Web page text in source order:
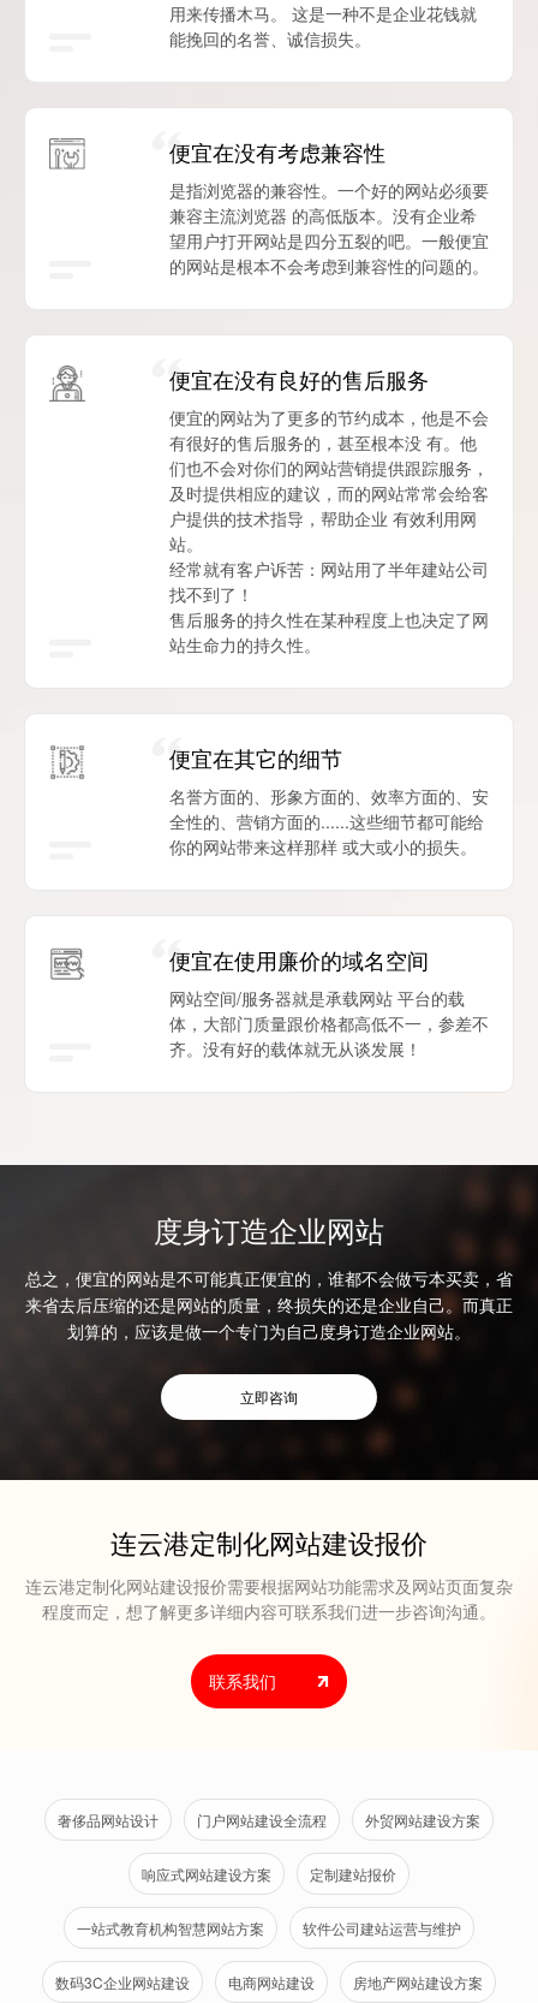
用来传播木马。 这是一种不是企业花钱就
能挽回的名誉、诚信损失。
便宜在没有考虑兼容性
是指浏览器的兼容性。一个好的网站必须要
兼容主流浏览器 的高低版本。没有企业希
望用户打开网站是四分五裂的吧。一般便宜
的网站是根本不会考虑到兼容性的问题的。
便宜在没有良好的售后服务
便宜的网站为了更多的节约成本，他是不会
有很好的售后服务的，甚至根本没 有。他
们也不会对你们的网站营销提供跟踪服务，
及时提供相应的建议，而的网站常常会给客
户提供的技术指导，帮助企业 有效利用网
站。
经常就有客户诉苦：网站用了半年建站公司
找不到了！
售后服务的持久性在某种程度上也决定了网
站生命力的持久性。
便宜在其它的细节
名誉方面的、形象方面的、效率方面的、安
全性的、营销方面的......这些细节都可能给
你的网站带来这样那样 或大或小的损失。
便宜在使用廉价的域名空间
网站空间/服务器就是承载网站 平台的载
体，大部门质量跟价格都高低不一，参差不
齐。没有好的载体就无从谈发展！
度身订造企业网站
总之，便宜的网站是不可能真正便宜的，谁都不会做亏本买卖，省
来省去后压缩的还是网站的质量，终损失的还是企业自己。而真正
划算的，应该是做一个专门为自己度身订造企业网站。
立即咨询
连云港定制化网站建设报价
连云港定制化网站建设报价需要根据网站功能需求及网站页面复杂
程度而定，想了解更多详细内容可联系我们进一步咨询沟通。
联系我们
奢侈品网站设计 门户网站建设全流程 外贸网站建设方案
响应式网站建设方案 定制建站报价
一站式教育机构智慧网站方案 软件公司建站运营与维护
数码3C企业网站建设 电商网站建设 房地产网站建设方案